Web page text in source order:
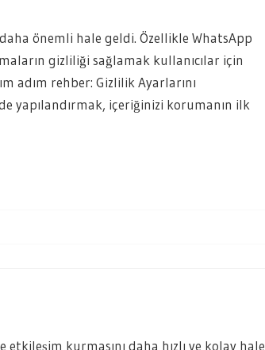
önemli hale geldi. Özellikle WhatsApp
gizliliği sağlamak kullanıcılar için
adım rehber: Gizlilik Ayarlarını
yapılandırmak, içeriğinizi korumanın ilk
kurmasını daha hızlı ve kolay hale